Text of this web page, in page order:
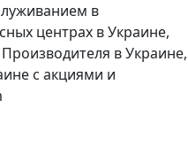
в
центрах в Украине,
в Украине,
с акциями и